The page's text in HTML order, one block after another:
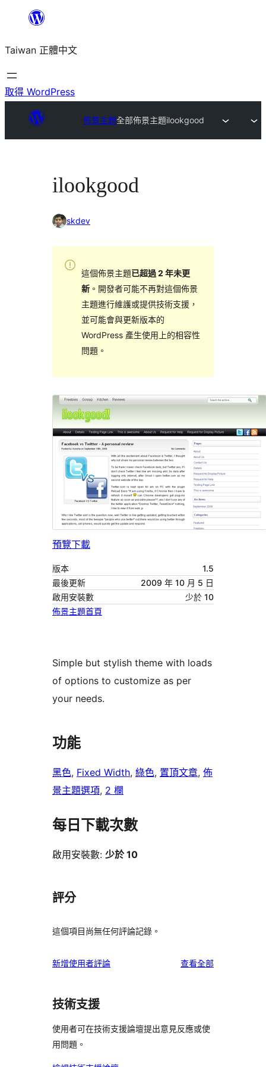
主
要
內
Taiwan 正體中文
取得 WordPress
佈景主題全部佈景主題ilookgood
ilookgood
skdev
這個佈景主題已超過 2 年未更
新。開發者可能不再對這個佈景
主題進行維護或提供技術支援，
並可能會與更新版本的
WordPress 產生使用上的相容性
問題。
預覽下載
版本
1.5
最後更新
2009 年 10 月 5 日
啟用安裝數
少於 10
佈景主題首頁
Simple but stylish theme with loads
of options to customize as per
your needs.
功能
黑色, Fixed Width, 綠色, 置頂文章, 佈
景主題選項, 2 欄
每日下載次數
啟用安裝數: 少於 10
評分
這個項目尚無任何評論記錄。
新增使用者評論 查看全部使
技術支援
使用者可在技術支援論壇提出意見反應或使
用問題。